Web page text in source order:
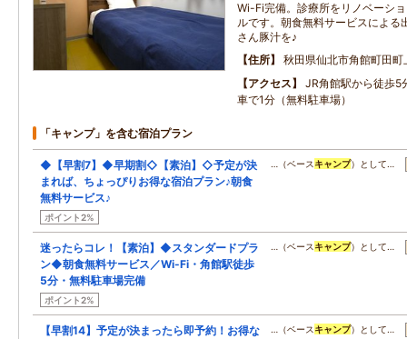
Wi-Fi完備。診療所をリノベーシ
ルです。朝食無料サービスによる
さん豚汁を♪
住所
秋田県仙北市角館町田町
アクセス
JR角館駅から徒歩
車で1分（無料駐車場）
「キャンプ」を含む宿泊プラン
◆【早割7】◆早期割◇【素泊】◇予定が決
まれば、ちょっぴりお得な宿泊プラン♪朝食
無料サービス♪
ポイント2%
…（ベース キャンプ）として…
迷ったらコレ！【素泊】◆スタンダードプラ
ン◆朝食無料サービス／Wi-Fi・角館駅徒歩
5分・無料駐車場完備
ポイント2%
…（ベース キャンプ）として…
【早割14】予定が決まったら即予約！お得な
…（ベース キャンプ）として…